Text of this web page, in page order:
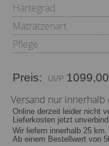
Härtegrad
Matratzenart
Pflege
Preis:
Versand nur innerhalb
Online derzeit leider nicht
Lieferkosten jetzt
Wir liefern innerhalb 25 km.
Ab einem Bestellwert von